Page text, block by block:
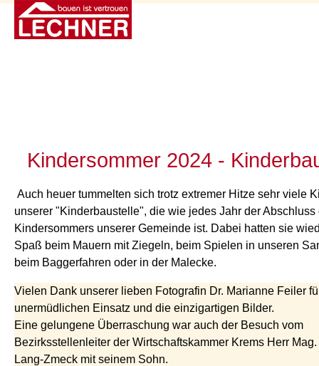
Kindersommer 2024 -
Auch heuer tummelten sich trotz extremer Hitze sehr viele
unserer "Kinderbaustelle", die wie jedes Jahr der Abschluss
Kindersommers unserer Gemeinde ist. Dabei hatten sie
Spaß beim Mauern mit Ziegeln, beim Spielen in unseren
beim Baggerfahren oder in der Malecke.
Vielen Dank unserer lieben Fotografin Dr. Marianne Feiler
unermüdlichen Einsatz und die einzigartigen Bilder.
Eine gelungene Überraschung war auch der Besuch vom
Bezirksstellenleiter der Wirtschaftskammer Krems Herr
Lang-Zmeck mit seinem Sohn.